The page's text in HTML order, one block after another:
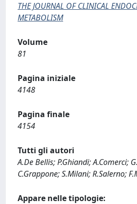
THE JOURNAL OF CLINICAL
METABOLISM
Volume
81
Pagina iniziale
4148
Pagina finale
4154
Tutti gli autori
A.De Bellis; P.Ghiandi; A.Comerci;
C.Grappone; S.Milani; R.Salerno;
Appare nelle tipologie: